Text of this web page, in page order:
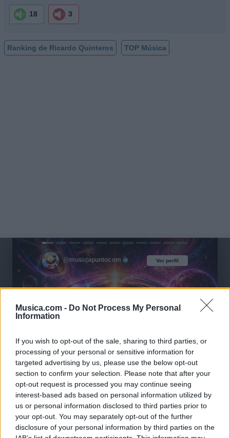
Musica.com - Do Not Process My Personal
Information
If you wish to opt-out of the sale, sharing to third parties, or
processing of your personal or sensitive information for
targeted advertising by us, please use the below opt-out
section to confirm your selection. Please note that after your
opt-out request is processed you may continue seeing
interest-based ads based on personal information utilized by
us or personal information disclosed to third parties prior to
your opt-out. You may separately opt-out of the further
disclosure of your personal information by third parties on the
18 3
Ranking de Ricardo Quinteros TOP Música
Ver perfil
@musicapuntocom Ver perfil